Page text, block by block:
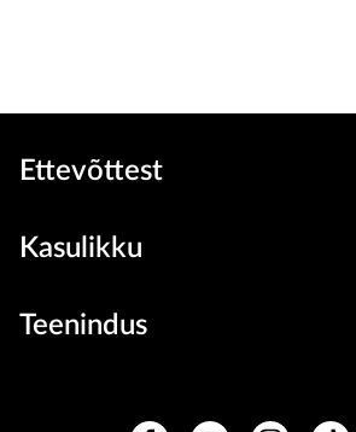
Ettevõttest
Kasulikku
Teenindus